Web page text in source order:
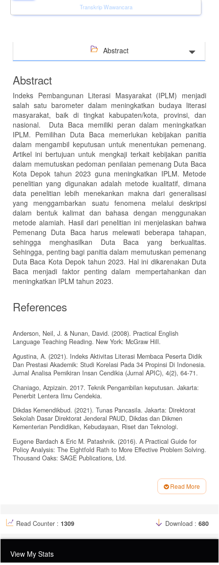
Transkrip Wawancara
Abstract
Abstract
Indeks Pembangunan Literasi Masyarakat (IPLM) menjadi
salah satu barometer dalam meningkatkan budaya literasi
masyarakat, baik di tingkat kabupaten/kota, provinsi, dan
nasional. Duta Baca memiliki peran dalam meningkatkan
IPLM. Pemilihan Duta Baca memerlukan kebijakan panitia
dalam mengambil keputusan untuk menentukan pemenang.
Artikel ini bertujuan untuk mengkaji terkait kebijakan panitia
dalam memutuskan pedoman penilaian pemenang Duta Baca
Kota Depok tahun 2023 guna meningkatkan IPLM. Metode
penelitian yang digunakan adalah metode kualitatif, dimana
data penelitian lebih menekankan makna dari generalisasi
yang menggambarkan suatu fenomena melalui deskripsi
dalam bentuk kalimat dan bahasa dengan menggunakan
metode alamiah. Hasil dari penelitian ini menjelaskan bahwa
Pemenang Duta Baca harus melewati beberapa tahapan,
sehingga menghasilkan Duta Baca yang berkualitas.
Sehingga, penting bagi panitia dalam memutuskan pemenang
Duta Baca Kota Depok tahun 2023. Hal ini dikarenakan Duta
Baca menjadi faktor penting dalam mempertahankan dan
meningkatkan IPLM tahun 2023.
References
Anderson, Neil, J. & Nunan, David. (2008). Practical English
Language Teaching Reading. New York: McGraw Hill.
Agustina, A. (2021). Indeks Aktivitas Literasi Membaca Peserta Didik
Dan Prestasi Akademik: Studi Korelasi Pada 34 Propinsi Di Indonesia.
Jurnal Analisa Pemikiran Insan Cendikia (Jurnal APIC), 4(2), 64-71.
Chaniago, Azpizain. 2017. Teknik Pengambilan keputusan. Jakarta:
Penerbit Lentera Ilmu Cendekia.
Dikdas Kemendikbud. (2021). Tunas Pancasila. Jakarta: Direktorat
Sekolah Dasar Direktorat Jenderal PAUD, Dikdas dan Dikmen
Kementerian Pendidikan, Kebudayaan, Riset dan Teknologi.
Eugene Bardach & Eric M. Patashnik. (2016). A Practical Guide for
Policy Analysis: The Eightfold Rath to More Effective Problem Solving.
Thousand Oaks: SAGE Publications, Ltd.
Perpusatakaan Nasional. (2021). LAPORAN AKHIR KAJIAN INDEKS
PEMBANGUNAN LITERASI MASYARAKAT Tahun 2021. Jakarta : PT
Perpusatakaan Nasional. (2022). LAPORAN AKHIR KAJIAN INDEKS
PEMBANGUNAN LITERASI MASYARAKAT Tahun 2022. Jakarta : PT
Bandung : Alphabet.
Read More
Read Counter : 1309 Download : 680
View My Stats